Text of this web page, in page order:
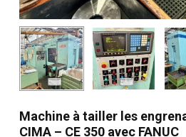
Machine à tailler les
CIMA – CE 350 avec FANUC